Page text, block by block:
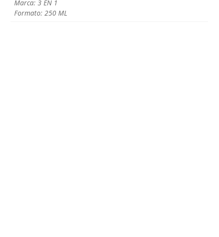
Marca: 3 EN 1
Formato: 250 ML